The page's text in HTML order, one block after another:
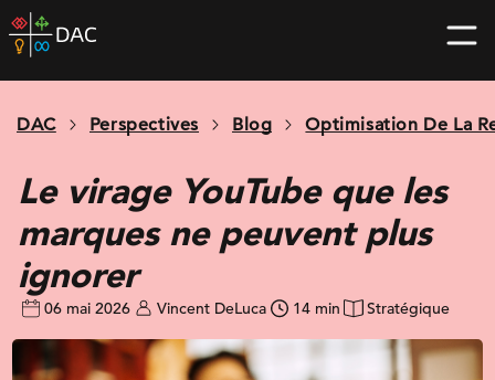
Skip
to
home
DAC Perspectives Blog Optimisation De La
Le virage YouTube que les
marques ne peuvent plus
ignorer
06 mai 2026 Vincent DeLuca 14 min Stratégique